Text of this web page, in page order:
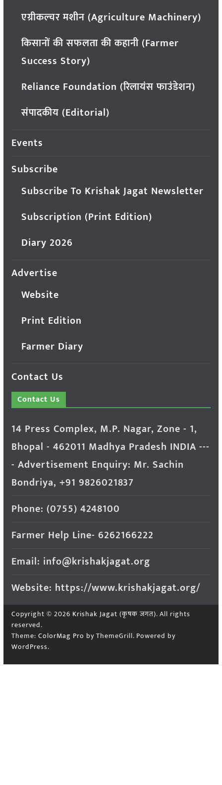
एग्रीकल्चर मशीन (Agriculture Machinery)
किसानों की सफलता की कहानी (Farmer
Success Story)
Reliance Foundation (रिलायंस फाउंडेशन)
संपादकीय (Editorial)
Events
Subscribe
Subscribe To Krishak Jagat Newsletter
Subscription (Print Edition)
Diary 2026
Advertise
Website
Print Edition
Farmer Diary
Contact Us
Contact Us
14 Press Complex, M.P. Nagar, Zone - 1,
Bhopal - 462011 Madhya Pradesh INDIA ---
- Advertisement Enquiry: Mr. Sachin
Bondriya, +91 9826021837
Phone: (0755) 4248100
Farmer Help Line- 6262166222
Email: info@krishakjagat.org
Website: https://www.krishakjagat.org/
Copyright © 2026 Krishak Jagat (कृषक जगत). All rights
reserved.
Theme: ColorMag Pro by ThemeGrill. Powered by
WordPress.